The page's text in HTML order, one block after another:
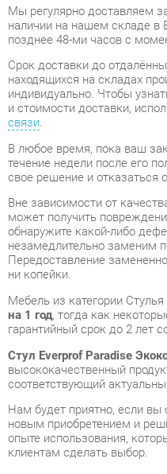
Срок доставки до
находящихся на складах
индивидуально. Чтобы
и стоимости доставки,
связи .
В любое время, пока ваш
течение недели после его
свое решение и отказаться
может получить
обнаружите какой-либо
незамедлительно заменим
ни копейки.
Мебель из категории Стулья
на 1 год, тогда как
гарантийный срок до 2 лет со
высококачественный
соответствующий
Нам будет приятно, если вы
новым приобретением и
опыте использования,
клиентам сделать выбор.
В дополнение к нашей форме
предоставляем
видеообзоры продукции по
Екатеринбурге или через
WhatsApp.